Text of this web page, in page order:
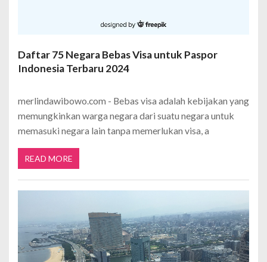
Daftar 75 Negara Bebas Visa untuk Paspor
Indonesia Terbaru 2024
merlindawibowo.com - Bebas visa adalah kebijakan yang
memungkinkan warga negara dari suatu negara untuk
memasuki negara lain tanpa memerlukan visa, a
READ MORE